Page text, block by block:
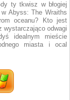
ty tkwisz w błogiej
Abyss: The Wraiths
oceanu? Kto jest
wystarczająco odwagi
idealnym mieście
miasta i ocal